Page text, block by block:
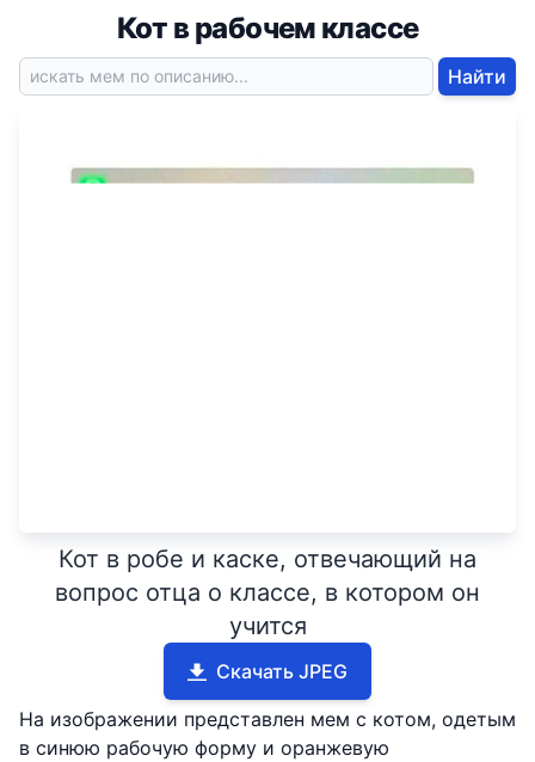
Кот в рабочем классе
Найти
Кот в робе и каске, отвечающий на
вопрос отца о классе, в котором он
учится
Скачать JPEG
На изображении представлен мем с котом, одетым
в синюю рабочую форму и оранжевую